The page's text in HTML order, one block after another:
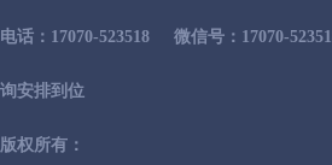
电话：17070-523518 微信号：17070-
询安排到位
版权所有：